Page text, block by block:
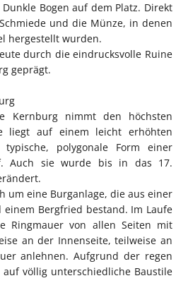
Bogen auf dem Platz. Direkt
und die Münze, in denen
hergestellt wurden.
durch die eindrucksvolle Ruine
geprägt.
Kernburg nimmt den höchsten
liegt auf einem leicht erhöhten
polygonale Form einer
Auch sie wurde bis in das 17.
um eine Burganlage, die aus einer
einem Bergfried bestand. Im Laufe
Ringmauer von allen Seiten mit
an der Innenseite, teilweise an
anlehnen. Aufgrund der regen
völlig unterschiedliche Baustile